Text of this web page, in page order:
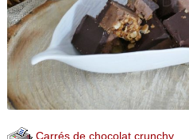
Carrés de chocolat crunchy